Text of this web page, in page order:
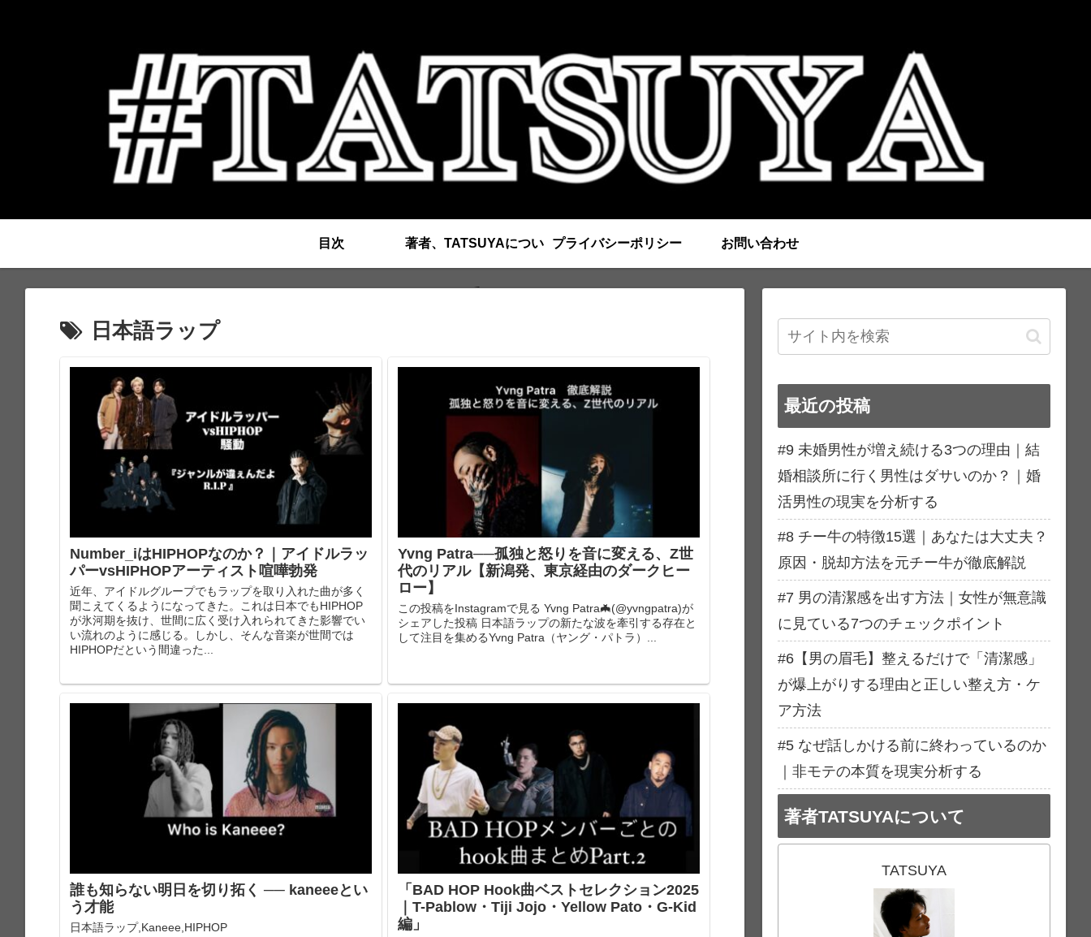
目次 著者、TATSUYAについ
て
プライバシーポリシー お問い合わせ
日本語ラップ
Number_iはHIPHOPなのか？｜アイドルラッ
パーvsHIPHOPアーティスト喧嘩勃発
近年、アイドルグループでもラップを取り入れた曲が多く
聞こえてくるようになってきた。これは日本でもHIPHOP
が氷河期を抜け、世間に広く受け入れられてきた影響でい
い流れのように感じる。しかし、そんな音楽が世間では
HIPHOPだという間違った...
Yvng Patra──孤独と怒りを音に変える、Z世
代のリアル【新潟発、東京経由のダークヒー
ロー】
この投稿をInstagramで見る Yvng Patra🦇(@yvngpatra)が
シェアした投稿 日本語ラップの新たな波を牽引する存在と
して注目を集めるYvng Patra（ヤング・パトラ）...
誰も知らない明日を切り拓く ── kaneeeとい
う才能
日本語ラップ,Kaneee,HIPHOP
「BAD HOP Hook曲ベストセレクション2025
｜T-Pablow・Tiji Jojo・Yellow Pato・G-Kid
編」
最近の投稿
#9 未婚男性が増え続ける3つの理由｜結
婚相談所に行く男性はダサいのか？｜婚
活男性の現実を分析する
#8 チー牛の特徴15選｜あなたは大丈夫？
原因・脱却方法を元チー牛が徹底解説
#7 男の清潔感を出す方法｜女性が無意識
に見ている7つのチェックポイント
#6【男の眉毛】整えるだけで「清潔感」
が爆上がりする理由と正しい整え方・ケ
ア方法
#5 なぜ話しかける前に終わっているのか
｜非モテの本質を現実分析する
著者TATSUYAについて
TATSUYA